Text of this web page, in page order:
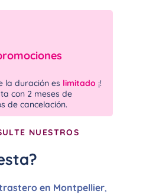
la duración es limitado ¡!
con 2 meses de
de cancelación.
NUESTROS
en Montpellier,